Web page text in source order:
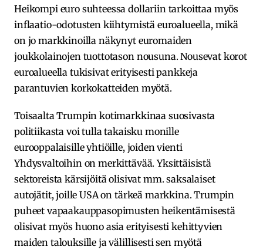
Heikompi euro suhteessa dollariin tarkoittaa myös
inflaatio-odotusten kiihtymistä euroalueella, mikä
on jo markkinoilla näkynyt euromaiden
joukkolainojen tuottotason nousuna. Nousevat korot
euroalueella tukisivat erityisesti pankkeja
parantuvien korkokatteiden myötä.
Toisaalta Trumpin kotimarkkinaa suosivasta
politiikasta voi tulla takaisku monille
eurooppalaisille yhtiöille, joiden vienti
Yhdysvaltoihin on merkittävää. Yksittäisistä
sektoreista kärsijöitä olisivat mm. saksalaiset
autojätit, joille USA on tärkeä markkina. Trumpin
puheet vapaakauppasopimusten heikentämisestä
olisivat myös huono asia erityisesti kehittyvien
maiden talouksille ja välillisesti sen myötä